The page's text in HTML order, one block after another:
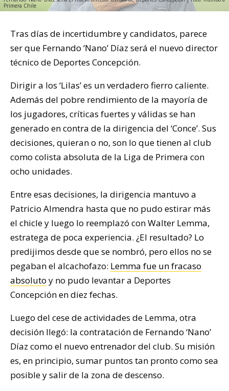
Primera Chile
Tras días de incertidumbre y candidatos, parece
ser que Fernando ‘Nano’ Díaz será el nuevo director
técnico de Deportes Concepción.
Dirigir a los ‘Lilas’ es un verdadero fierro caliente.
Además del pobre rendimiento de la mayoría de
los jugadores, críticas fuertes y válidas se han
generado en contra de la dirigencia del ‘Conce’. Sus
decisiones, quieran o no, son lo que tienen al club
como colista absoluta de la Liga de Primera con
ocho unidades.
Entre esas decisiones, la dirigencia mantuvo a
Patricio Almendra hasta que no pudo estirar más
el chicle y luego lo reemplazó con Walter Lemma,
estratega de poca experiencia. ¿El resultado? Lo
predijimos desde que se nombró, pero ellos no se
pegaban el alcachofazo: Lemma fue un fracaso
absoluto y no pudo levantar a Deportes
Concepción en diez fechas.
Luego del cese de actividades de Lemma, otra
decisión llegó: la contratación de Fernando ‘Nano’
Díaz como el nuevo entrenador del club. Su misión
es, en principio, sumar puntos tan pronto como sea
posible y salir de la zona de descenso.